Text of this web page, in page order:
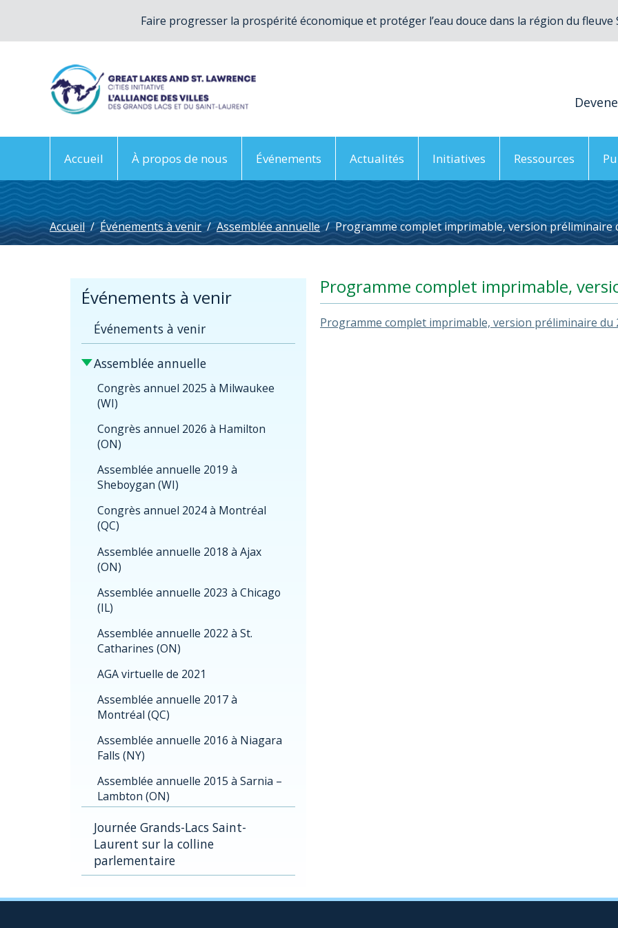
Faire progresser la prospérité économique et protéger l’eau douce dans la région du fleuve
Accueil À propos de nous Événements Actualités Initiatives Ressources
Accueil / Événements à venir / Assemblée annuelle / Programme complet imprimable, version préliminaire
Événements à venir
Événements à venir
Assemblée annuelle
Congrès annuel 2025 à Milwaukee
(WI)
Congrès annuel 2026 à Hamilton
(ON)
Assemblée annuelle 2019 à
Sheboygan (WI)
Congrès annuel 2024 à Montréal
(QC)
Assemblée annuelle 2018 à Ajax
(ON)
Assemblée annuelle 2023 à Chicago
(IL)
Assemblée annuelle 2022 à St.
Catharines (ON)
AGA virtuelle de 2021
Assemblée annuelle 2017 à
Montréal (QC)
Assemblée annuelle 2016 à Niagara
Falls (NY)
Assemblée annuelle 2015 à Sarnia –
Lambton (ON)
Journée Grands-Lacs Saint-
Laurent sur la colline
parlementaire
Programme complet imprimable,
Programme complet imprimable, version préliminaire du